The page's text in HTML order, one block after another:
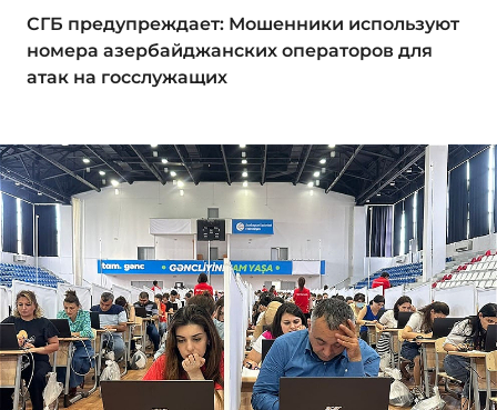
СГБ предупреждает: Мошенники используют
номера азербайджанских операторов для
атак на госслужащих